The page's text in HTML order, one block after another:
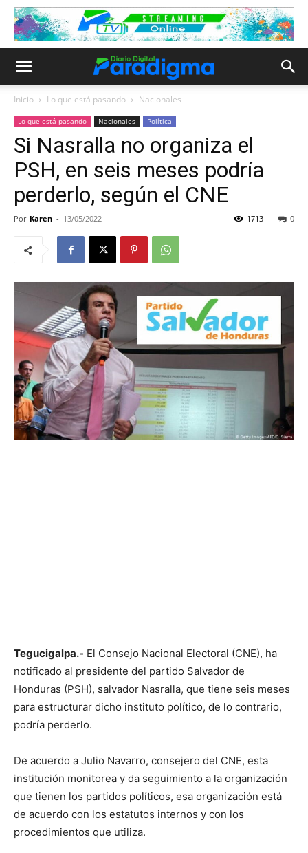
Inicio Lo que está pasando Nacionales
Lo que está pasando Nacionales Política
Si Nasralla no organiza el
PSH, en seis meses podría
perderlo, según el CNE
Por Karen - 13/05/2022 0
1713
Tegucigalpa.- El Consejo Nacional Electoral (CNE), ha
notificado al presidente del partido Salvador de
Honduras (PSH), salvador Nasralla, que tiene seis meses
para estructurar dicho instituto político, de lo contrario,
podría perderlo.
De acuerdo a Julio Navarro, consejero del CNE, esta
institución monitorea y da seguimiento a la organización
que tienen los partidos políticos, esa organización está
de acuerdo con los estatutos internos y con los
procedimientos que utiliza.